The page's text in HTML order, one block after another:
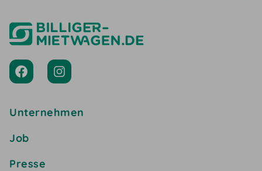
Unternehmen
Job
Presse